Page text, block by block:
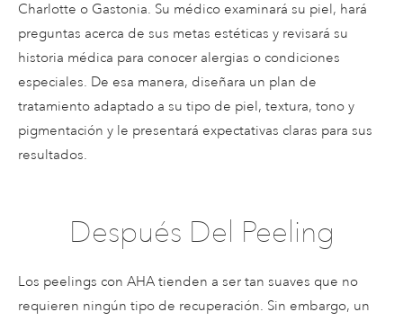
Charlotte o Gastonia. Su médico examinará su piel, hará
preguntas acerca de sus metas estéticas y revisará su
historia médica para conocer alergias o condiciones
especiales. De esa manera, diseñara un plan de
tratamiento adaptado a su tipo de piel, textura, tono y
pigmentación y le presentará expectativas claras para sus
resultados.
Después Del Peeling
Los peelings con AHA tienden a ser tan suaves que no
requieren ningún tipo de recuperación. Sin embargo, un